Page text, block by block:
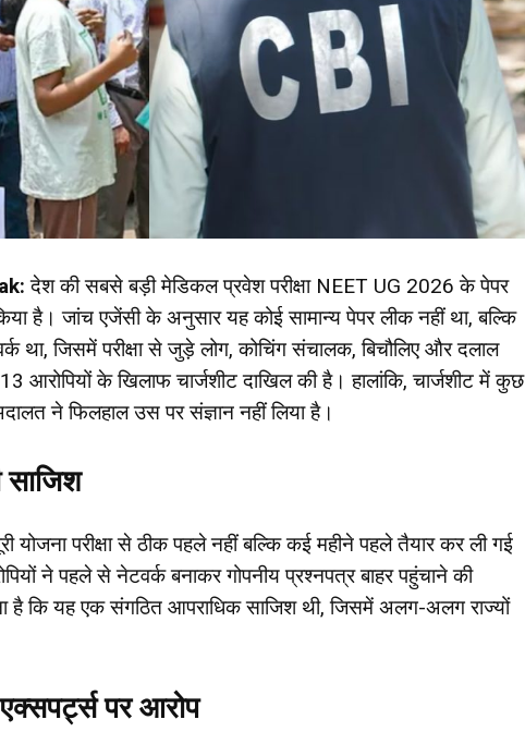
देश की सबसे बड़ी मेडिकल प्रवेश परीक्षा NEET UG 2026 के पेपर
है। जांच एजेंसी के अनुसार यह कोई सामान्य पेपर लीक नहीं था, बल्कि
था, जिसमें परीक्षा से जुड़े लोग, कोचिंग संचालक, बिचौलिए और दलाल
आरोपियों के खिलाफ चार्जशीट दाखिल की है। हालांकि, चार्जशीट में कुछ
ने फिलहाल उस पर संज्ञान नहीं लिया है।
साजिश
योजना परीक्षा से ठीक पहले नहीं बल्कि कई महीने पहले तैयार कर ली गई
ने पहले से नेटवर्क बनाकर गोपनीय प्रश्नपत्र बाहर पहुंचाने की
है कि यह एक संगठित आपराधिक साजिश थी, जिसमें अलग-अलग राज्यों
पर आरोप